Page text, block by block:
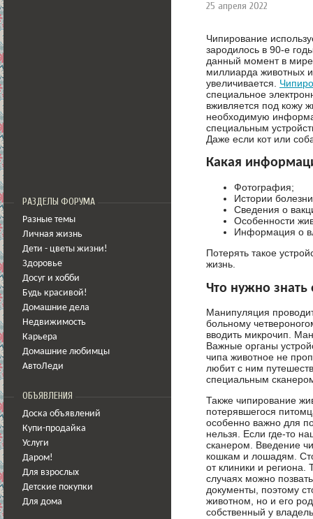
РАЗДЕЛЫ ФОРУМА
Разные темы
Личная жизнь
Дети - цветы жизни!
Здоровье
Досуг и хобби
Будь красивой!
Домашние дела
Недвижимость
Карьера
Домашние любимцы
АвтоЛеди
ОБЪЯВЛЕНИЯ
Доска объявлений
Купи-продайка
Услуги
Даром!
Для взрослых
Детские покупки
Для дома
25 апреля 2022
Чипирование
зародилось в 90-е
данный момент в
миллиарда животных
увеличивается.
специальное
вживляется под кожу
необходимую
специальным
Даже если кот или
Какая
Фотография;
Истории
Сведения о
Особенности
Информация о
Потерять такое
жизнь.
Что нужно
Манипуляция
больному
вводить микрочип.
Важные органы
чипа животное не
любит с ним
специальным
Также чипирование
потерявшегося
особенно важно для
нельзя. Если где-то
сканером. Введение
кошкам и лошадям.
от клиники и региона.
случаях можно
документы, поэтому
животном, но и его
собственный у